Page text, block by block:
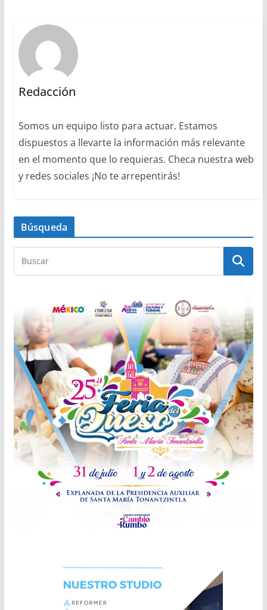
Redacción
Somos un equipo listo para actuar. Estamos
dispuestos a llevarte la información más relevante
en el momento que lo requieras. Checa nuestra web
y redes sociales ¡No te arrepentirás!
Búsqueda